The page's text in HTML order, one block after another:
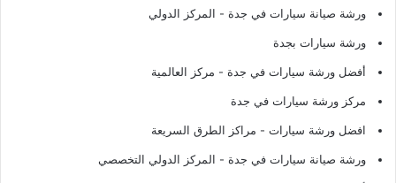
ورشة صيانة سيارات في جدة - المركز الدولي
ورشة سيارات بجدة
أفضل ورشة سيارات في جدة - مركز العالمية
مركز ورشة سيارات في جدة
افضل ورشة سيارات - مراكز الطرق السريعة
ورشة صيانة سيارات في جدة - المركز الدولي التخصصي